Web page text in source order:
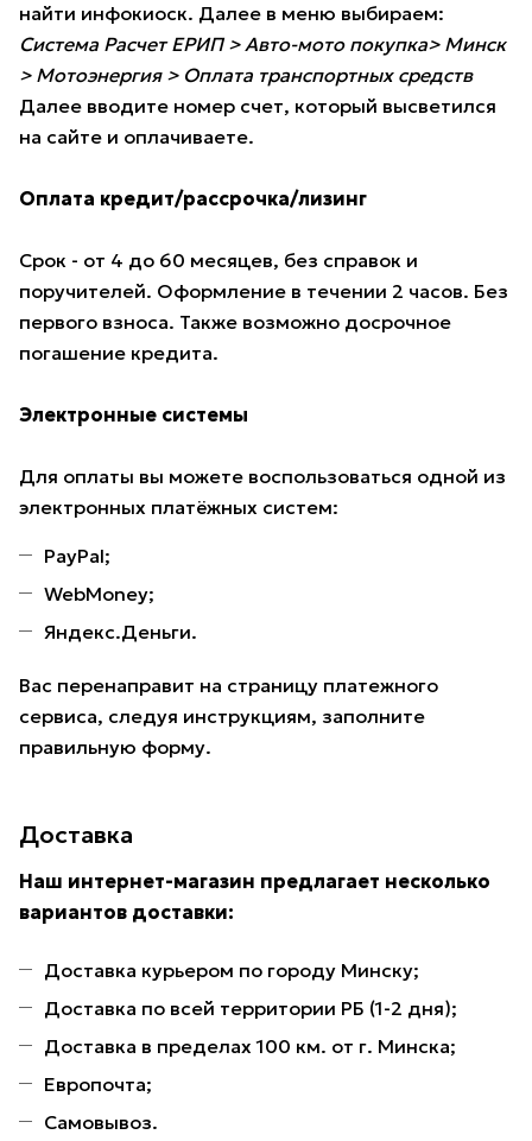
найти инфокиоск. Далее в меню выбираем:
Система Расчет ЕРИП > Авто-мото покупка> Минск
> Мотоэнергия > Оплата транспортных средств
Далее вводите номер счет, который высветился
на сайте и оплачиваете.
Оплата кредит/рассрочка/лизинг
Срок - от 4 до 60 месяцев, без справок и
поручителей. Оформление в течении 2 часов. Без
первого взноса. Также возможно досрочное
погашение кредита.
Электронные системы
Для оплаты вы можете воспользоваться одной из
электронных платёжных систем:
PayPal;
WebMoney;
Яндекс.Деньги.
Вас перенаправит на страницу платежного
сервиса, следуя инструкциям, заполните
правильную форму.
Доставка
Наш интернет-магазин предлагает несколько
вариантов доставки:
Доставка курьером по городу Минску;
Доставка по всей территории РБ (1-2 дня);
Доставка в пределах 100 км. от г. Минска;
Европочта;
Самовывоз.